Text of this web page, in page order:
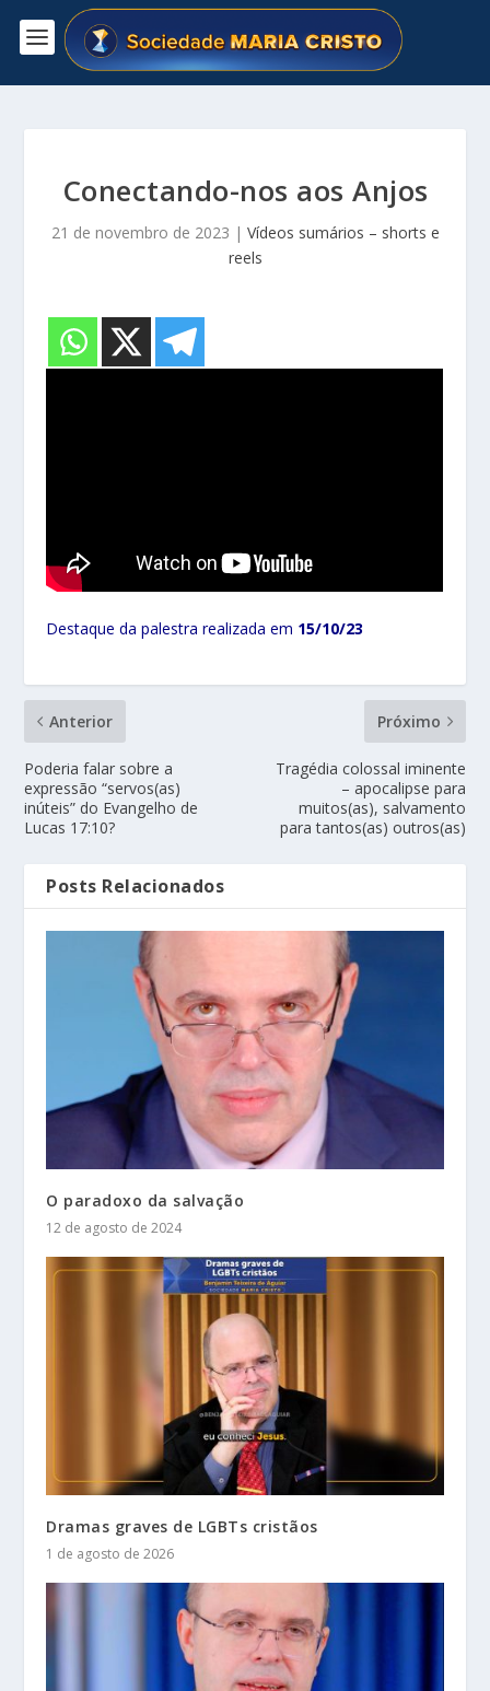
Conectando-nos aos Anjos
21 de novembro de 2023 | Vídeos sumários – shorts e
reels
Destaque da palestra realizada em 15/10/23
Anterior
Poderia falar sobre a
expressão “servos(as)
inúteis” do Evangelho de
Lucas 17:10?
Próximo
Tragédia colossal iminente
– apocalipse para
muitos(as), salvamento
para tantos(as) outros(as)
Posts Relacionados
O paradoxo da salvação
12 de agosto de 2024
Dramas graves de LGBTs cristãos
1 de agosto de 2026